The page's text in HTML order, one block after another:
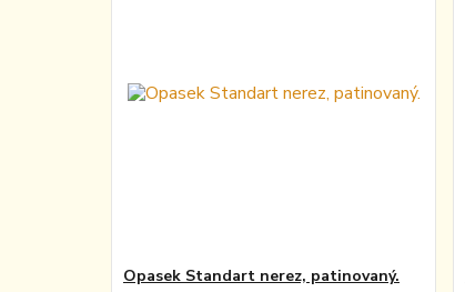
Opasek Standart nerez, patinovaný.